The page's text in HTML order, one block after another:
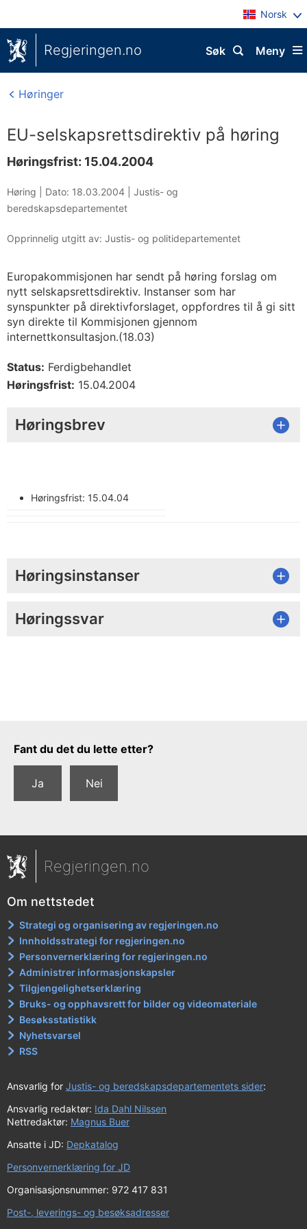
Norsk
Regjeringen.no Meny
Søk
Høringer
EU-selskapsrettsdirektiv på høring
Høringsfrist: 15.04.2004
Høring | Dato: 18.03.2004
Justis- og
beredskapsdepartementet
Opprinnelig utgitt av: Justis- og politidepartementet
Europakommisjonen har sendt på høring forslag om
nytt selskapsrettsdirektiv. Instanser som har
synspunkter på direktivforslaget, oppfordres til å gi sitt
syn direkte til Kommisjonen gjennom
internettkonsultasjon.(18.03)
Status: Ferdigbehandlet
Høringsfrist: 15.04.2004
Høringsbrev
Høringsfrist: 15.04.04
Høringsinstanser
Høringssvar
Tilbakemeldingsskjema
Fant du det du lette etter?
Ja Nei
Regjeringen.no
Om nettstedet
Strategi og organisering av regjeringen.no
Innholdsstrategi for regjeringen.no
Personvernerklæring for regjeringen.no
Administrer informasjonskapsler
Tilgjengelighetserklæring
Bruks- og opphavsrett for bilder og videomateriale
Besøksstatistikk
Nyhetsvarsel
RSS
Ansvarlig for Justis- og beredskapsdepartementets sider:
Ansvarlig redaktør: Ida Dahl Nilssen
Nettredaktør: Magnus Buer
Ansatte i JD: Depkatalog
Personvernerklæring for JD
Organisasjonsnummer: 972 417 831
Post-, leverings- og besøksadresser